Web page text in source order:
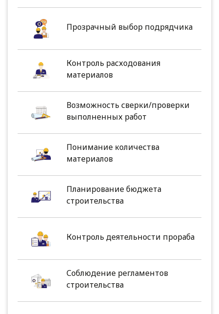
Прозрачный выбор подрядчика
Контроль расходования
материалов
Возможность сверки/проверки
выполненных работ
Понимание количества
материалов
Планирование бюджета
строительства
Контроль деятельности прораба
Соблюдение регламентов
строительства